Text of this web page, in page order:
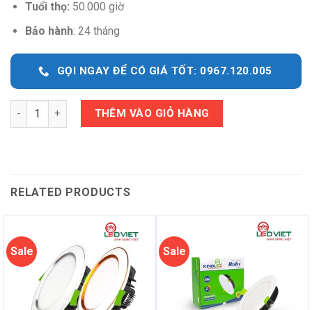
Tuổi thọ: 50.000 giờ
Bảo hành: 24 tháng
GỌI NGAY ĐỂ CÓ GIÁ TỐT: 0967.120.005
Quantity THÊM VÀO GIỎ HÀNG
RELATED PRODUCTS
Sale Sale